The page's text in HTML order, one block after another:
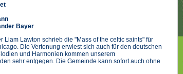
Bayer
Liam Lawton schrieb die "Mass of the celtic saints" für
Die Vertonung erwiest sich auch für den deutschen
und Harmonien kommen unserem
sehr entgegen. Die Gemeinde kann sofort auch ohne